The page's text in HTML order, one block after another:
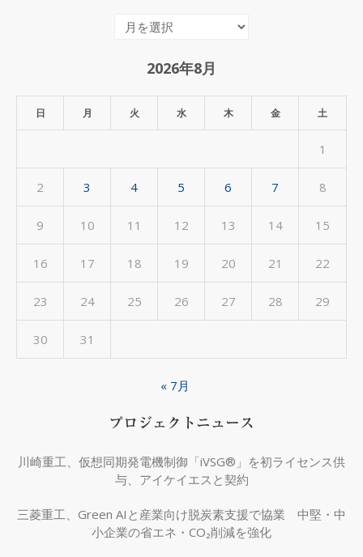
イ
2026年8月
日 月 火 水 木 金 土
1
2 3 4 5 6 7 8
9 10 11 12 13 14 15
16 17 18 19 20 21 22
23 24 25 26 27 28 29
30 31
« 7月
プロジェクトニュース
川崎重工、仮想同期発電機制御「iVSG®」を初ライセンス供
与、アイケイエスと契約
三菱重工、Green AIと産業向け脱炭素支援で協業 中堅・中
小企業の省エネ・CO₂削減を強化